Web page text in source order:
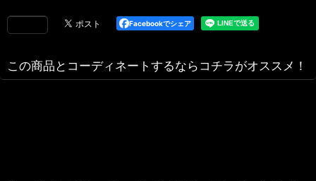
Facebookでシェア
この商品とコーディネートするならコチラがオススメ！